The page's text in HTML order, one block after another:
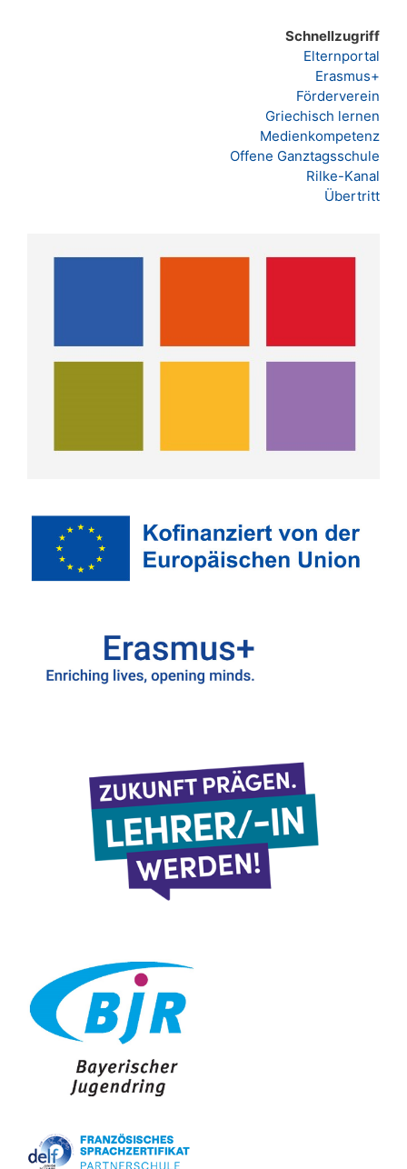
Schnellzugriff
Elternportal
Erasmus+
Förderverein
Griechisch lernen
Medienkompetenz
Offene Ganztagsschule
Rilke-Kanal
Übertritt